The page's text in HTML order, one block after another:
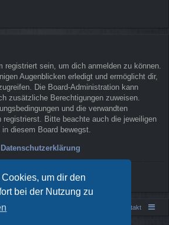
um dir den
bei der Nutzung zu
registriert sein, um dich anmelden zu können.
Augenblicken erledigt und ermöglicht dir,
Die Board-Administration kann
zusätzliche Berechtigungen zuweisen.
und die verwandten
registrierst. Bitte beachte auch die jeweiligen
diesem Board bewegst.
Datenschutzerklärung
Kontakt